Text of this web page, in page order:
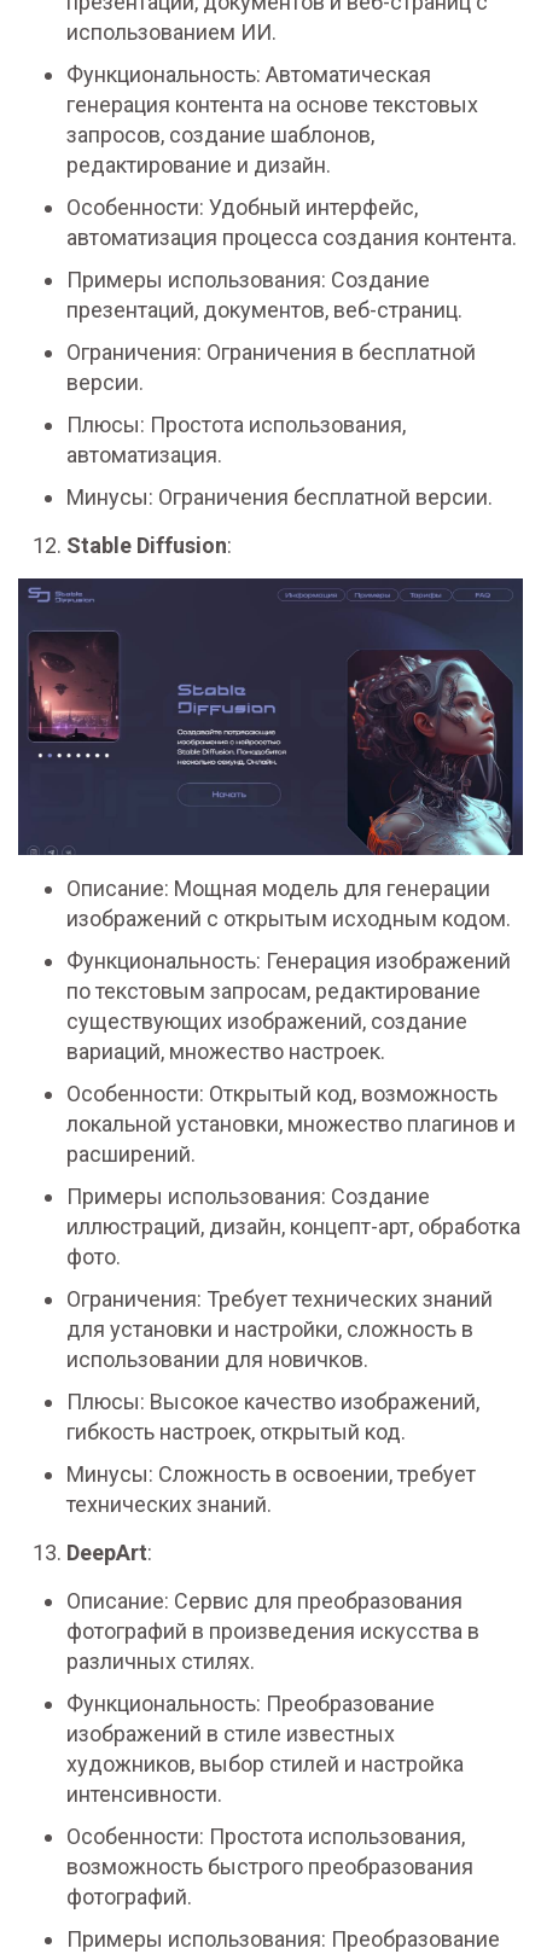
использованием ИИ.
Функциональность: Автоматическая
генерация контента на основе текстовых
запросов, создание шаблонов,
редактирование и дизайн.
Особенности: Удобный интерфейс,
автоматизация процесса создания контента.
Примеры использования: Создание
презентаций, документов, веб-страниц.
Ограничения: Ограничения в бесплатной
версии.
Плюсы: Простота использования,
автоматизация.
Минусы: Ограничения бесплатной версии.
Stable Diffusion:
Описание: Мощная модель для генерации
изображений с открытым исходным кодом.
Функциональность: Генерация изображений
по текстовым запросам, редактирование
существующих изображений, создание
вариаций, множество настроек.
Особенности: Открытый код, возможность
локальной установки, множество плагинов и
расширений.
Примеры использования: Создание
иллюстраций, дизайн, концепт-арт, обработка
фото.
Ограничения: Требует технических знаний
для установки и настройки, сложность в
использовании для новичков.
Плюсы: Высокое качество изображений,
гибкость настроек, открытый код.
Минусы: Сложность в освоении, требует
технических знаний.
DeepArt:
Описание: Сервис для преобразования
фотографий в произведения искусства в
различных стилях.
Функциональность: Преобразование
изображений в стиле известных
художников, выбор стилей и настройка
интенсивности.
Особенности: Простота использования,
возможность быстрого преобразования
фотографий.
Примеры использования: Преобразование